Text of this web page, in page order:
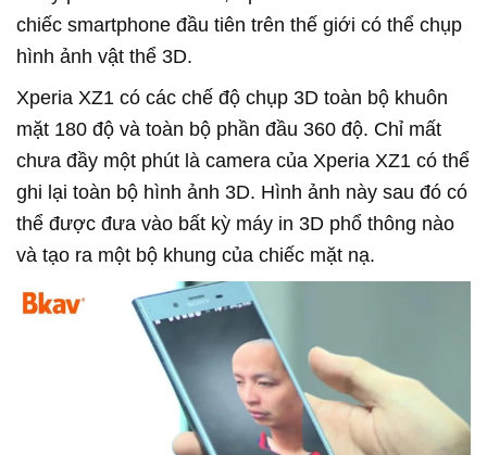
chiếc smartphone đầu tiên trên thế giới có thể chụp
hình ảnh vật thể 3D.
Xperia XZ1 có các chế độ chụp 3D toàn bộ khuôn
mặt 180 độ và toàn bộ phần đầu 360 độ. Chỉ mất
chưa đầy một phút là camera của Xperia XZ1 có thể
ghi lại toàn bộ hình ảnh 3D. Hình ảnh này sau đó có
thể được đưa vào bất kỳ máy in 3D phổ thông nào
và tạo ra một bộ khung của chiếc mặt nạ.